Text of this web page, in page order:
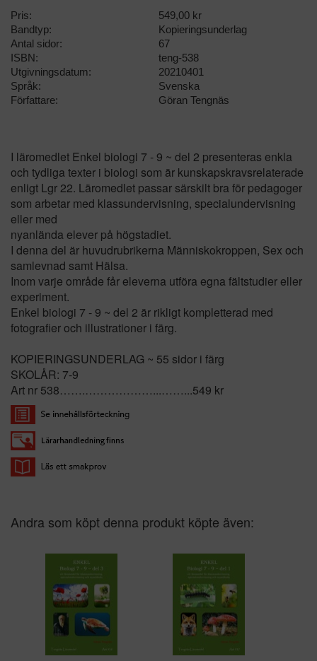
Pris:
549,00 kr
Bandtyp:
Kopieringsunderlag
Antal sidor:
67
ISBN:
teng-538
Utgivningsdatum:
20210401
Språk:
Svenska
Författare:
Göran Tengnäs
I läromedlet Enkel biologi 7 - 9 ~ del 2 presenteras enkla
och tydliga texter i biologi som är kunskapskravsrelaterade
enligt Lgr 22. Läromedlet passar särskilt bra för pedagoger
som arbetar med klassundervisning, specialundervisning
eller med
nyanlända elever på högstadiet.
I denna del är huvudrubrikerna Människokroppen, Sex och
samlevnad samt Hälsa.
Inom varje område får eleverna utföra egna fältstudier eller
experiment.
Enkel biologi 7 - 9 ~ del 2 är rikligt kompletterad med
fotografier och illustrationer i färg.
KOPIERINGSUNDERLAG ~ 55 sidor i färg
SKOLÅR: 7-9
Art nr 538…….………………...……...549 kr
Andra som köpt denna produkt köpte även: